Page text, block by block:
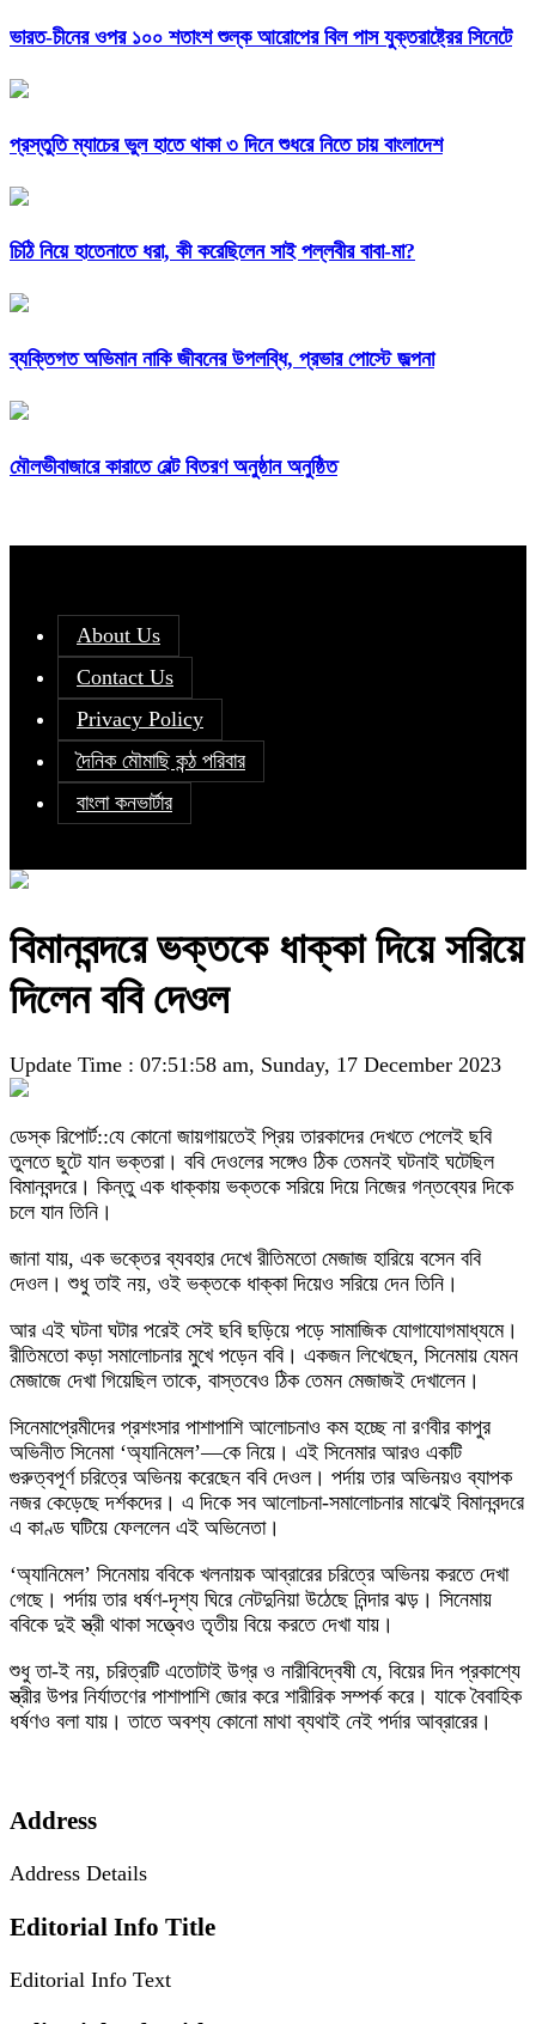
ভারত-চীনের ওপর ১০০ শতাংশ শুল্ক আরোপের বিল পাস যুক্তরাষ্ট্রের সিনেটে
প্রস্তুতি ম্যাচের ভুল হাতে থাকা ৩ দিনে শুধরে নিতে চায় বাংলাদেশ
চিঠি নিয়ে হাতেনাতে ধরা, কী করেছিলেন সাই পল্লবীর বাবা-মা?
ব্যক্তিগত অভিমান নাকি জীবনের উপলব্ধি, প্রভার পোস্টে জল্পনা
মৌলভীবাজারে কারাতে বেল্ট বিতরণ অনুষ্ঠান অনুষ্ঠিত
About Us
Contact Us
Privacy Policy
দৈনিক মৌমাছি কন্ঠ পরিবার
বাংলা কনভার্টার
বিমানবন্দরে ভক্তকে ধাক্কা দিয়ে সরিয়ে
দিলেন ববি দেওল
Update Time : 07:51:58 am, Sunday, 17 December 2023
ডেস্ক রিপোর্ট::যে কোনো জায়গায়তেই প্রিয় তারকাদের দেখতে পেলেই ছবি
তুলতে ছুটে যান ভক্তরা। ববি দেওলের সঙ্গেও ঠিক তেমনই ঘটনাই ঘটেছিল
বিমানবন্দরে। কিন্তু এক ধাক্কায় ভক্তকে সরিয়ে দিয়ে নিজের গন্তব্যের দিকে
চলে যান তিনি।
জানা যায়, এক ভক্তের ব্যবহার দেখে রীতিমতো মেজাজ হারিয়ে বসেন ববি
দেওল। শুধু তাই নয়, ওই ভক্তকে ধাক্কা দিয়েও সরিয়ে দেন তিনি।
আর এই ঘটনা ঘটার পরেই সেই ছবি ছড়িয়ে পড়ে সামাজিক যোগাযোগমাধ্যমে।
রীতিমতো কড়া সমালোচনার মুখে পড়েন ববি। একজন লিখেছেন, সিনেমায় যেমন
মেজাজে দেখা গিয়েছিল তাকে, বাস্তবেও ঠিক তেমন মেজাজই দেখালেন।
সিনেমাপ্রেমীদের প্রশংসার পাশাপাশি আলোচনাও কম হচ্ছে না রণবীর কাপুর
অভিনীত সিনেমা ‘অ্যানিমেল’—কে নিয়ে। এই সিনেমার আরও একটি
গুরুত্বপূর্ণ চরিত্রে অভিনয় করেছেন ববি দেওল। পর্দায় তার অভিনয়ও ব্যাপক
নজর কেড়েছে দর্শকদের। এ দিকে সব আলোচনা-সমালোচনার মাঝেই বিমানবন্দরে
এ কাণ্ড ঘটিয়ে ফেললেন এই অভিনেতা।
‘অ্যানিমেল’ সিনেমায় ববিকে খলনায়ক আব্রারের চরিত্রে অভিনয় করতে দেখা
গেছে। পর্দায় তার ধর্ষণ-দৃশ্য ঘিরে নেটদুনিয়া উঠেছে নিন্দার ঝড়। সিনেমায়
ববিকে দুই স্ত্রী থাকা সত্ত্বেও তৃতীয় বিয়ে করতে দেখা যায়।
শুধু তা-ই নয়, চরিত্রটি এতোটাই উগ্র ও নারীবিদ্বেষী যে, বিয়ের দিন প্রকাশ্যে
স্ত্রীর উপর নির্যাতণের পাশাপাশি জোর করে শারীরিক সম্পর্ক করে। যাকে বৈবাহিক
ধর্ষণও বলা যায়। তাতে অবশ্য কোনো মাথা ব্যথাই নেই পর্দার আব্রারের।
Address
Address Details
Editorial Info Title
Editorial Info Text